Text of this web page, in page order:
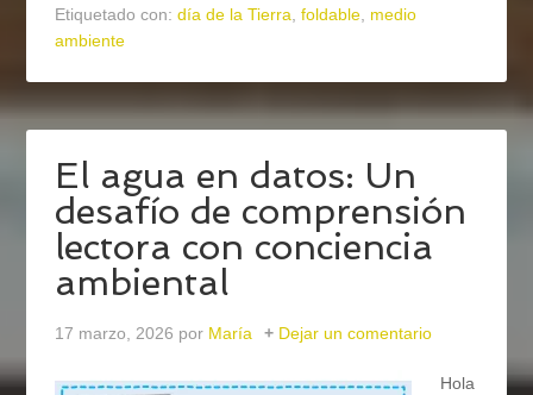
Etiquetado con:día de la Tierra,foldable, medio
ambiente
El agua en datos: Un
desafío de comprensión
lectora con conciencia
ambiental
17 marzo, 2026 por María Dejar un comentario
Hola